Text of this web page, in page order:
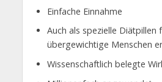
Einfache Einnahme
Auch als spezielle Diätpillen
übergewichtige Menschen
Wissenschaftlich belegte